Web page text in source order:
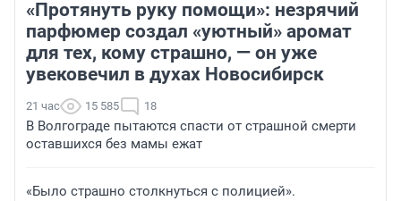
«Протянуть руку помощи»: незрячий
парфюмер создал «уютный» аромат
для тех, кому страшно, — он уже
увековечил в духах Новосибирск
21 час 15 585 18
В Волгограде пытаются спасти от страшной смерти
оставшихся без мамы ежат
«Было страшно столкнуться с полицией».